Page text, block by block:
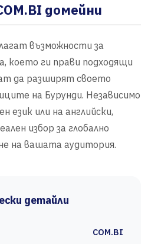
домейни
възможности за
което ги прави подходящи
да разширят своето
на Бурунди. Независимо
език или на английски,
избор за глобално
на вашата аудитория.
детайли
COM.BI